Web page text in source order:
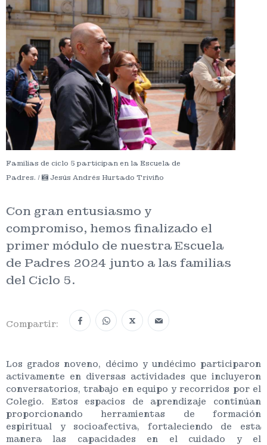
Familias de ciclo 5 participan en la Escuela de
Padres. /
Jesús Andrés Hurtado Triviño
Con gran entusiasmo y
compromiso, hemos finalizado el
primer módulo de nuestra Escuela
de Padres 2024 junto a las familias
del Ciclo 5.
Compartir: X
Los grados noveno, décimo y undécimo participaron
activamente en diversas actividades que incluyeron
conversatorios, trabajo en equipo y recorridos por el
Colegio. Estos espacios de aprendizaje continúan
proporcionando herramientas de formación
espiritual y socioafectiva, fortaleciendo de esta
manera las capacidades en el cuidado y el